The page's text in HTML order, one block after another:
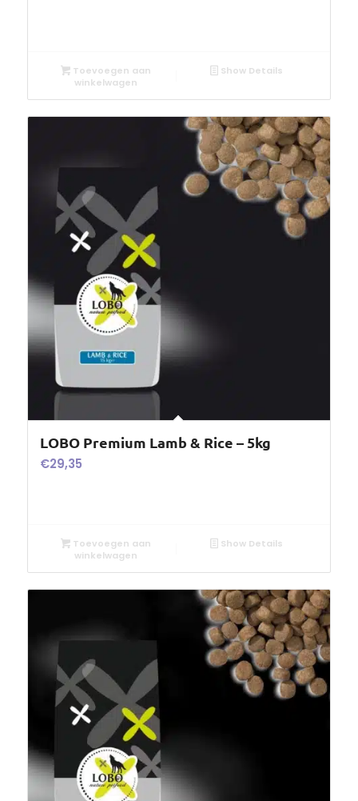
Toevoegen aan
winkelwagen
Show Details
LOBO Premium Lamb & Rice – 5kg
€29,35
Toevoegen aan
winkelwagen
Show Details